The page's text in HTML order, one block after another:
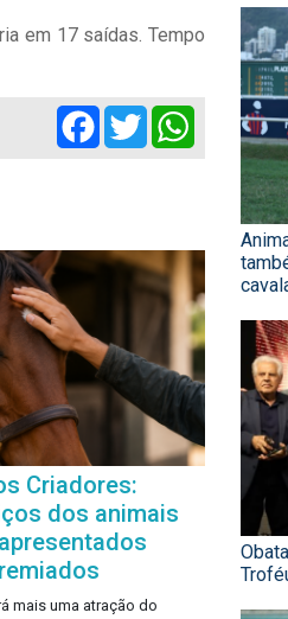
em 17 saídas. Tempo
Facebook
Twitter WhatsApp
Criadores:
dos animais
mais uma atração do